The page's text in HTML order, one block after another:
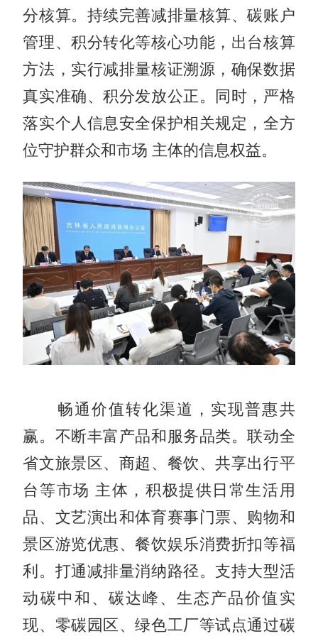
分核算。持续完善减排量核算、碳账户
管理、积分转化等核心功能，出台核算
方法，实行减排量核证溯源，确保数据
真实准确、积分发放公正。同时，严格
落实个人信息安全保护相关规定，全方
位守护群众和市场 主体的信息权益。
畅通价值转化渠道，实现普惠共
赢。 不断丰富产品和服务品类。联动全
省文旅景区、商超、餐饮、共享出行平
台等市场 主体，积极提供日常生活用
品、文艺演出和体育赛事门票、购物和
景区游览优惠、餐饮娱乐消费折扣等福
利。打通减排量消纳路径。支持大型活
动碳中和、碳达峰、生态产品价值实
现、零碳园区、绿色工厂等试点通过碳